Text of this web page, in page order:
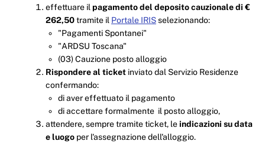
effettuare ilpagamento del deposito cauzionale di €
262,50tramite il Portale IRISselezionando:
"Pagamenti Spontanei"
"ARDSU Toscana"
(03) Cauzione posto alloggio
Rispondere al ticket inviato dal Servizio Residenze
confermando:
di aver effettuato il pagamento
di accettare formalmente il posto alloggio,
attendere, sempre tramite ticket, leindicazioni su data
e luogo per l'assegnazione dell'alloggio.